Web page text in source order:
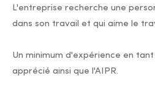
L'entreprise recherche une
dans son travail et qui aime le
Un minimum d'expérience en
apprécié ainsi que l'AIPR.